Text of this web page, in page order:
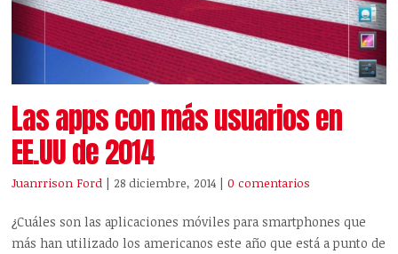
Las apps con más usuarios en
EE.UU de 2014
Juanrrison Ford | 28 diciembre, 2014 |0 comentarios
¿Cuáles son las aplicaciones móviles para smartphones que
más han utilizado los americanos este año que está a punto de